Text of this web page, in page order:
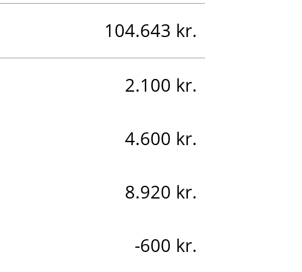
104.643 kr.
2.100 kr.
4.600 kr.
8.920 kr.
-600 kr.